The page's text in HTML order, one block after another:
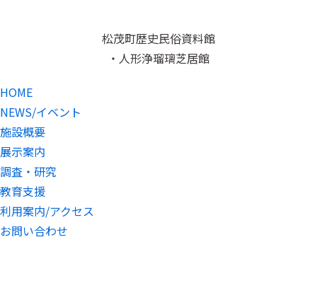
松茂町歴史民俗資料館
・人形浄瑠璃芝居館
HOME
NEWS/イベント
施設概要
展示案内
調査・研究
教育支援
利用案内/アクセス
お問い合わせ